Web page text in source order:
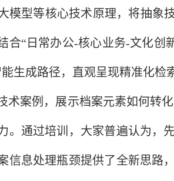
模型等核心技术原理，将抽象
合“ 日常办公-核心业务-文化创
生成路径，直观呈现精准化检
术案例，展示档案元素如何转
。通过培训，大家普遍认为，
信息处理瓶颈提供了全新思路